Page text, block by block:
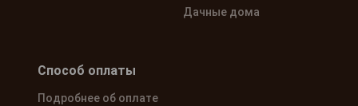
Дачные дома
Способ оплаты
Подробнее об оплате